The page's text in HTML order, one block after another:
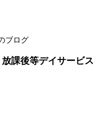
ブログ
課後等デイサービス